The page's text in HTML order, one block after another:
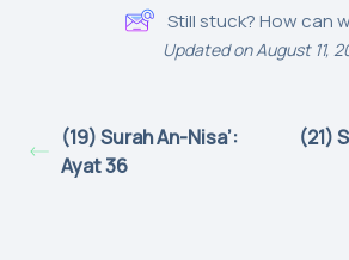
Still stuck? How can
Updated on August 11,
(19) Surah An-Nisa’:
Ayat 36
(21)